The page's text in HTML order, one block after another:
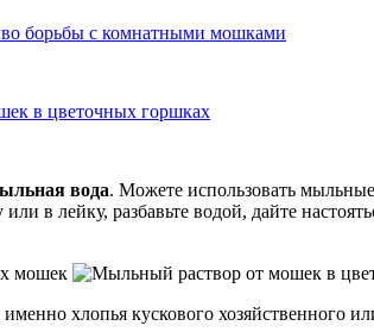
вода. Можете использовать
в лейку, разбавьте водой, дайте
хлопья кускового хозяйственного